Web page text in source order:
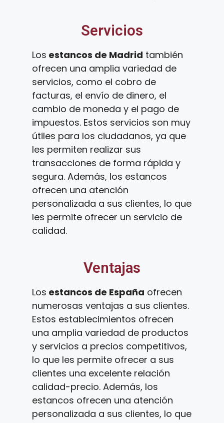
Servicios
Los estancos de Madrid también
ofrecen una amplia variedad de
servicios, como el cobro de
facturas, el envío de dinero, el
cambio de moneda y el pago de
impuestos. Estos servicios son muy
útiles para los ciudadanos, ya que
les permiten realizar sus
transacciones de forma rápida y
segura. Además, los estancos
ofrecen una atención
personalizada a sus clientes, lo que
les permite ofrecer un servicio de
calidad.
Ventajas
Los estancos de España ofrecen
numerosas ventajas a sus clientes.
Estos establecimientos ofrecen
una amplia variedad de productos
y servicios a precios competitivos,
lo que les permite ofrecer a sus
clientes una excelente relación
calidad-precio. Además, los
estancos ofrecen una atención
personalizada a sus clientes, lo que